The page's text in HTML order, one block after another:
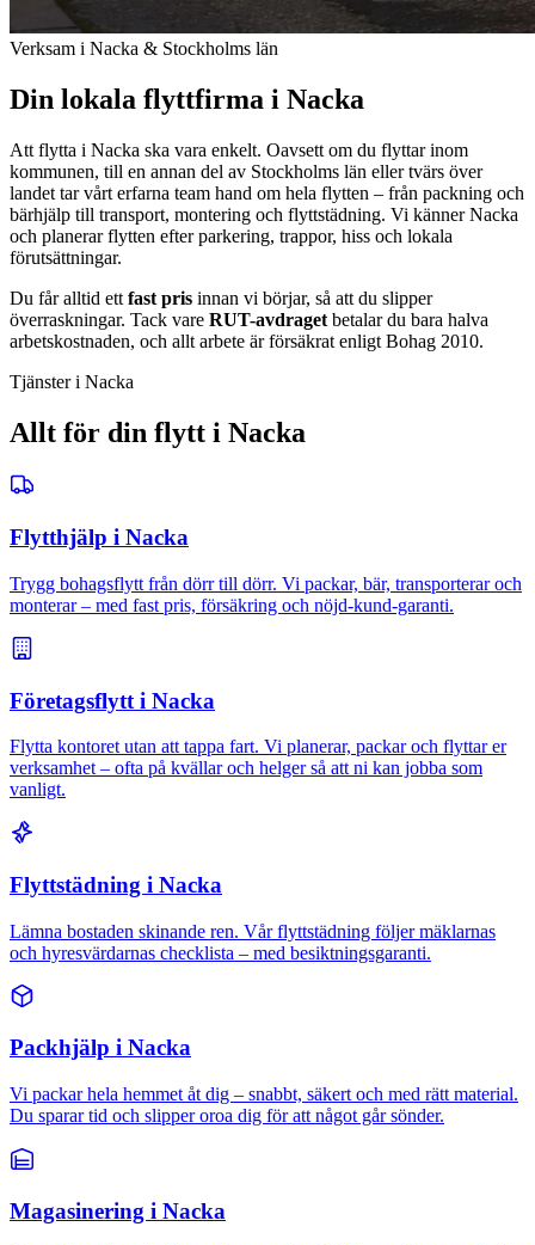
Verksam i Nacka & Stockholms län
Din lokala flyttfirma i Nacka
Att flytta i Nacka ska vara enkelt. Oavsett om du flyttar inom
kommunen, till en annan del av Stockholms län eller tvärs över
landet tar vårt erfarna team hand om hela flytten – från packning och
bärhjälp till transport, montering och flyttstädning. Vi känner Nacka
och planerar flytten efter parkering, trappor, hiss och lokala
förutsättningar.
Du får alltid ett fast pris innan vi börjar, så att du slipper
överraskningar. Tack vare RUT-avdraget betalar du bara halva
arbetskostnaden, och allt arbete är försäkrat enligt Bohag 2010.
Tjänster i Nacka
Allt för din flytt i Nacka
Flytthjälp i Nacka
Trygg bohagsflytt från dörr till dörr. Vi packar, bär, transporterar och
monterar – med fast pris, försäkring och nöjd-kund-garanti.
Företagsflytt i Nacka
Flytta kontoret utan att tappa fart. Vi planerar, packar och flyttar er
verksamhet – ofta på kvällar och helger så att ni kan jobba som
vanligt.
Flyttstädning i Nacka
Lämna bostaden skinande ren. Vår flyttstädning följer mäklarnas
och hyresvärdarnas checklista – med besiktningsgaranti.
Packhjälp i Nacka
Vi packar hela hemmet åt dig – snabbt, säkert och med rätt material.
Du sparar tid och slipper oroa dig för att något går sönder.
Magasinering i Nacka